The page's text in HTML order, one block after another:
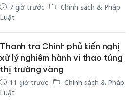
7 giờ trước
Chính sách & Pháp
Luật
Thanh tra Chính phủ kiến nghị
xử lý nghiêm hành vi thao túng
thị trường vàng
11 giờ trước
Chính sách & Pháp
Luật